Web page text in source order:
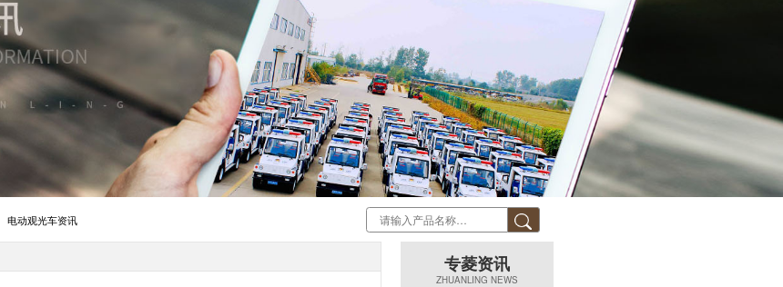
电动观光车资讯
专菱资讯
ZHUANLING NEWS